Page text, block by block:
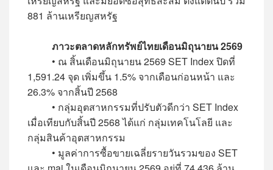
881 ล้านเหรียญสหรัฐ
ภาวะตลาดหลักทรัพย์ไทยเดือนมิถุนายน 2569
• ณ สิ้นเดือนมิถุนายน 2569 SET Index ปิดที่
1,591.24 จุด เพิ่มขึ้น 1.5% จากเดือนก่อนหน้า และ
26.3% จากสิ้นปี 2568
• กลุ่มอุตสาหกรรมที่ปรับตัวดีกว่า SET Index
เมื่อเทียบกับสิ้นปี 2568 ได้แก่ กลุ่มเทคโนโลยี และ
กลุ่มสินค้าอุตสาหกรรม
• มูลค่าการซื้อขายเฉลี่ยรายวันรวมของ SET